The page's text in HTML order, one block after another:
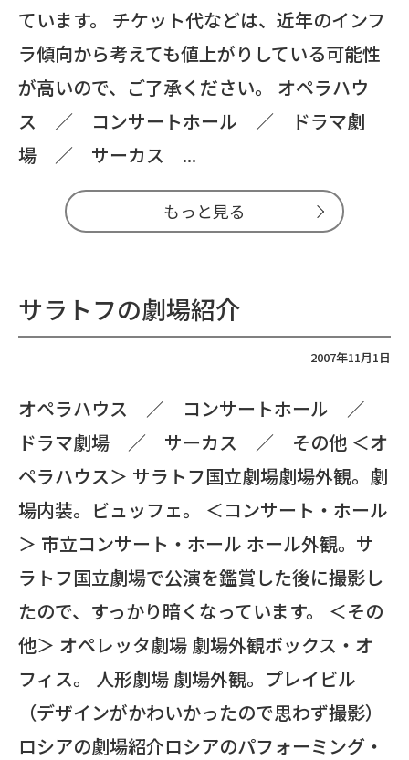
ています。 チケット代などは、近年のインフ
ラ傾向から考えても値上がりしている可能性
が高いので、ご了承ください。 オペラハウ
ス ／ コンサートホール ／ ドラマ劇
場 ／ サーカス ...
もっと見る
サラトフの劇場紹介
2007年11月1日
オペラハウス ／ コンサートホール ／
ドラマ劇場 ／ サーカス ／ その他 ＜オ
ペラハウス＞ サラトフ国立劇場劇場外観。劇
場内装。ビュッフェ。 ＜コンサート・ホール
＞ 市立コンサート・ホール ホール外観。サ
ラトフ国立劇場で公演を鑑賞した後に撮影し
たので、すっかり暗くなっています。 ＜その
他＞ オペレッタ劇場 劇場外観ボックス・オ
フィス。 人形劇場 劇場外観。プレイビル
（デザインがかわいかったので思わず撮影）
ロシアの劇場紹介ロシアのパフォーミング・